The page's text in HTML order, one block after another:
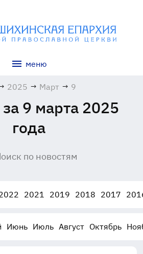
меню
2025 → Март → 9
9 марта 2025
года
2021 2019 2018 2017
Июнь Июль Август Октябрь